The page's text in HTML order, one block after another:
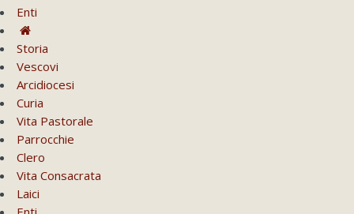
Enti
Storia
Vescovi
Arcidiocesi
Curia
Vita Pastorale
Parrocchie
Clero
Vita Consacrata
Laici